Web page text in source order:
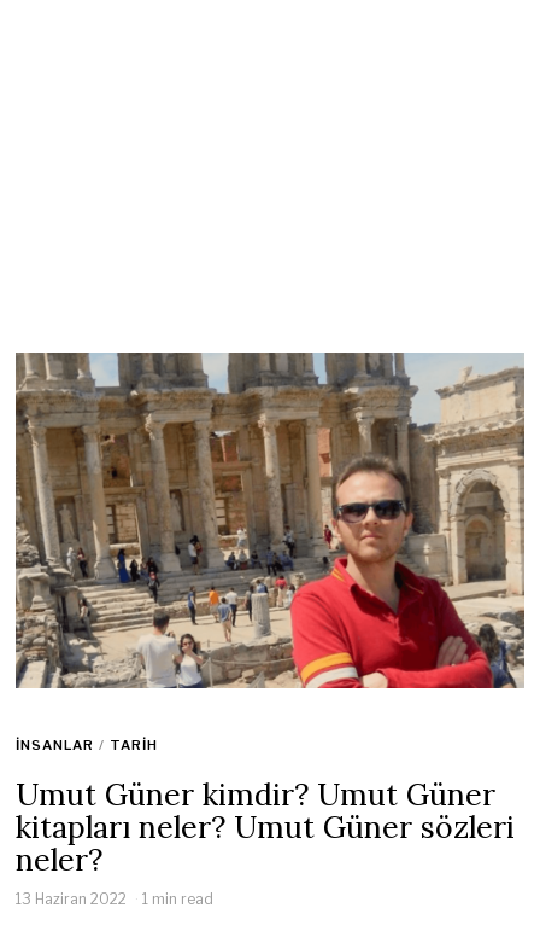
İNSANLAR / TARIH
Umut Güner kimdir? Umut Güner
kitapları neler? Umut Güner sözleri
neler?
13 Haziran 2022 1 min read